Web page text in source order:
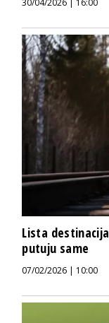
30/04/2026 | 16:00
Lista
putuju same
07/02/2026 | 10:00